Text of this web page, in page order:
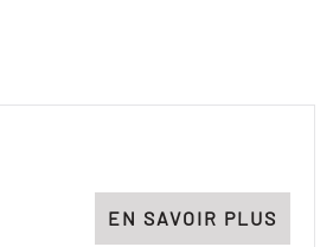
EN SAVOIR PLUS